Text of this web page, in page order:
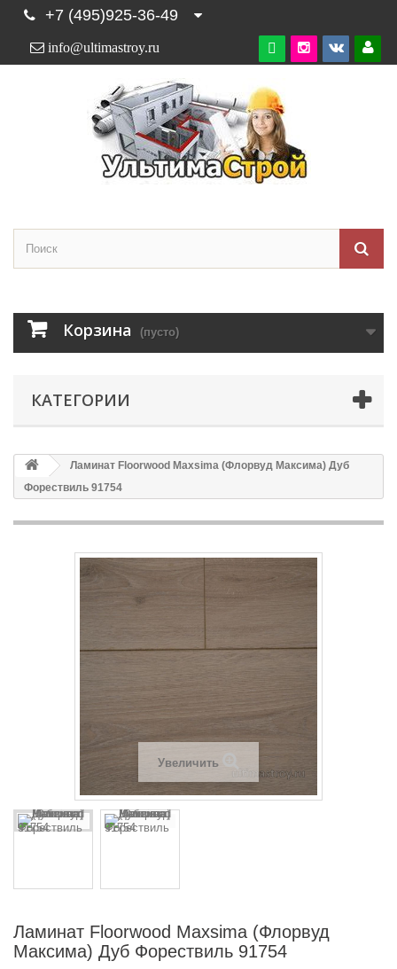
+7 (495)925-36-49

info@ultimastroy.ru
Корзина (пусто)
КАТЕГОРИИ
Ламинат Floorwood Maxsima (Флорвуд Максима) Дуб
Форествиль 91754
Увеличить
Ламинат Floorwood Maxsima (Флорвуд
Максима) Дуб Форествиль 91754